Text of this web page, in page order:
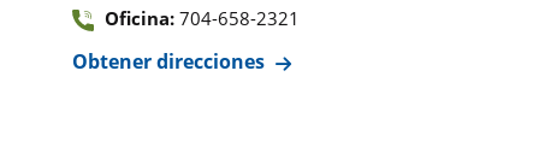
Oficina: 704-658-2321
Obtener direcciones